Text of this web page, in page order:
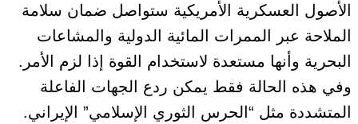
الأصول العسكرية الأمريكية ستواصل ضمان سلامة
الملاحة عبر الممرات المائية الدولية والمشاعات
البحرية وأنها مستعدة لاستخدام القوة إذا لزم الأمر.
وفي هذه الحالة فقط يمكن ردع الجهات الفاعلة
المتشددة مثل “الحرس الثوري الإسلامي” الإيراني.